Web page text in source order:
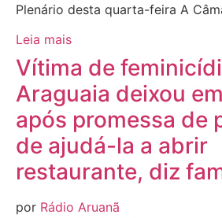
Plenário desta quarta-feira A
Leia mais
Vítima de
Araguaia deixou
após promessa de
de ajudá-la a abrir
restaurante, diz
por Rádio Aruanã